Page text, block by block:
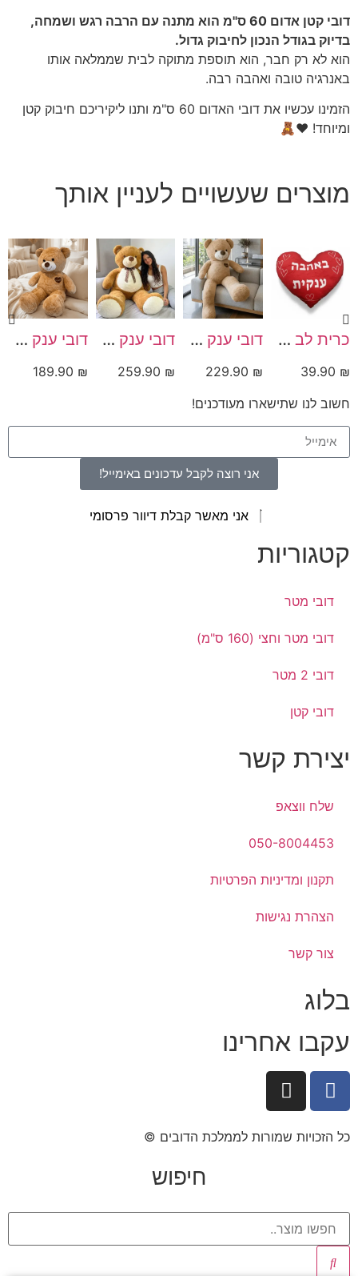
דובי קטן אדום 60 ס"מ הוא מתנה עם הרבה רגש ושמחה,
בדיוק בגודל הנכון לחיבוק גדול.
הוא לא רק חבר, הוא תוספת מתוקה לבית שממלאה אותו
באנרגיה טובה ואהבה רבה.
הזמינו עכשיו את דובי האדום 60 ס"מ ותנו ליקיריכם חיבוק קטן
ומיוחד! ❤️🧸
מוצרים שעשויים לעניין אותך
כרית לב עם הקדשה ״באהבה ענקית״
₪
דובי ענק מטר וחצי מוקה עם לב רקום (1.6 מטר)
₪
דובי ענק מטר וחצי שמן דגם Tommy (1.6 מטר)
₪
דובי ענק מטר מוקה עם לב רקום
₪
חשוב לנו שתישארו מעודכנים!
אני רוצה לקבל עדכונים באימייל!
אני מאשר קבלת דיוור פרסומי
קטגוריות
דובי מטר
דובי מטר וחצי (160 ס"מ)
דובי 2 מטר
דובי קטן
יצירת קשר
שלח ווצאפ
050-8004453
תקנון ומדיניות הפרטיות
הצהרת נגישות
צור קשר
בלוג
עקבו אחרינו
כל הזכויות שמורות לממלכת הדובים ©​
חיפוש